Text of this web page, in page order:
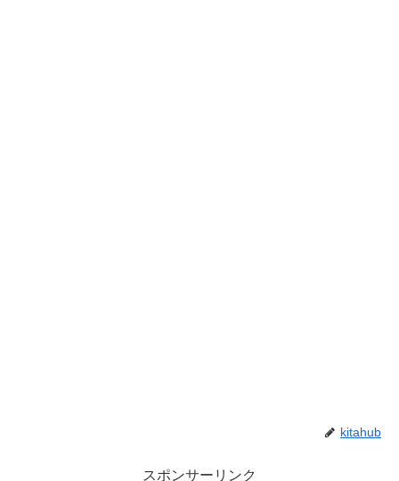
kitahub
スポンサーリンク